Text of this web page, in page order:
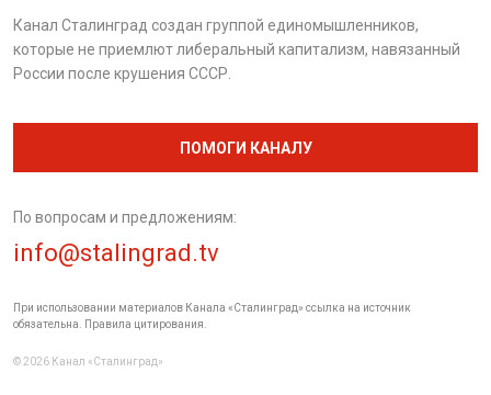
Канал Сталинград создан группой единомышленников,
которые не приемлют либеральный капитализм, навязанный
России после крушения СССР.
ПОМОГИ КАНАЛУ
По вопросам и предложениям:
info@stalingrad.tv
При использовании материалов Канала «Сталинград» ссылка на источник
обязательна. Правила цитирования.
© 2026 Канал «Сталинград»